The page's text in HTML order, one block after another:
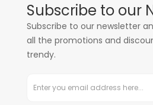
Subscribe to our
Subscribe to our newsletter
all the promotions and
trendy.